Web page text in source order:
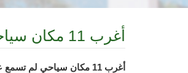
أغرب 11 مكان سياحي لم تسمع عنهم في تركيا
أغرب 11 مكان سياحي لم تسمع عنهم في